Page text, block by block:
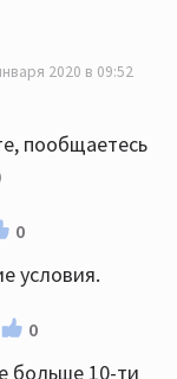
2020 в 09:52
пообщаетесь
0
условия.
0
больше 10-ти